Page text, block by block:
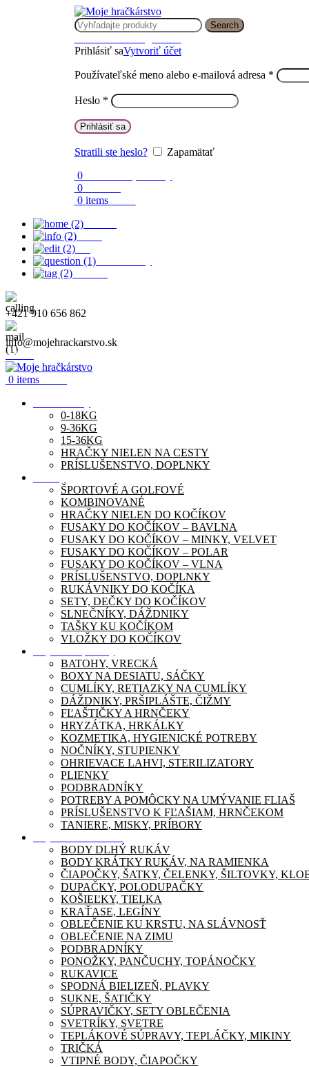
Search
Prihlásiť saVytvoriť účet
Používateľské meno alebo e-mailová adresa *
Heslo *
Prihlásiť sa
Stratili ste heslo?
Zapamätať
0
0
0 items
+421 910 656 862
info@mojehrackarstvo.sk
Menu
0 items
0-18KG
9-36KG
15-36KG
HRAČKY NIELEN NA CESTY
PRÍSLUŠENSTVO, DOPLNKY
ŠPORTOVÉ A GOLFOVÉ
KOMBINOVANÉ
HRAČKY NIELEN DO KOČÍKOV
FUSAKY DO KOČÍKOV – BAVLNA
FUSAKY DO KOČÍKOV – MINKY, VELVET
FUSAKY DO KOČÍKOV – POLAR
FUSAKY DO KOČÍKOV – VLNA
PRÍSLUŠENSTVO, DOPLNKY
RUKÁVNIKY DO KOČÍKA
SETY, DEČKY DO KOČÍKOV
SLNEČNÍKY, DÁŽDNIKY
TAŠKY KU KOČÍKOM
VLOŽKY DO KOČÍKOV
BATOHY, VRECKÁ
BOXY NA DESIATU, SÁČKY
CUMLÍKY, RETIAZKY NA CUMLÍKY
DÁŽDNIKY, PRŠIPLÁŠTE, ČIŽMY
FĽAŠTIČKY A HRNČEKY
HRYZÁTKA, HRKÁLKY
KOZMETIKA, HYGIENICKÉ POTREBY
NOČNÍKY, STUPIENKY
OHRIEVACE LAHVI, STERILIZATORY
PLIENKY
PODBRADNÍKY
POTREBY A POMÔCKY NA UMÝVANIE FLIAŠ
PRÍSLUŠENSTVO K FĽAŠIAM, HRNČEKOM
TANIERE, MISKY, PRÍBORY
BODY DLHÝ RUKÁV
BODY KRÁTKY RUKÁV, NA RAMIENKA
ČIAPOČKY, ŠATKY, ČELENKY, ŠILTOVKY,
DUPAČKY, POLODUPAČKY
KOŠIEĽKY, TIELKA
KRAŤASE, LEGÍNY
OBLEČENIE KU KRSTU, NA SLÁVNOSŤ
OBLEČENIE NA ZIMU
PODBRADNÍKY
PONOŽKY, PANČUCHY, TOPÁNOČKY
RUKAVICE
SPODNÁ BIELIZEŇ, PLAVKY
SUKNE, ŠATIČKY
SÚPRAVIČKY, SETY OBLEČENIA
SVETRÍKY, SVETRE
TEPLÁKOVÉ SÚPRAVY, TEPLÁČKY, MIKINY
TRIČKÁ
VTIPNÉ BODY, ČIAPOČKY